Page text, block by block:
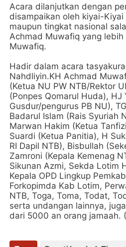
Acara dilanjutkan dengan
disampaikan oleh kiyai-
maupun tingkat nasional
Achmad Muwafiq yang
Muwafiq.
Hadir dalam acara
Nahdliyin.KH Achmad
(Ketua NU PW NTB/Rektor
(Ponpes Qomarul Huda), HJ
Gusdur/pengurus PB NU),
Badarul Islam (Rais Syuriah
Marwan Hakim (Ketua
Suardi (Ketua Panitia), H
RI Dapil NTB), Bisbullah
Zamroni (Kepala Kemenag
Sikunan Azmi, Sekda Lotim
Kepala OPD Lingkup
Forkopimda Kab Lotim,
NTB, Toga, Toma, Todat,
serta undangan lainnya,
dari 5000 an orang jamaah.